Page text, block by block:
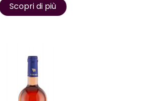
Scopri di più